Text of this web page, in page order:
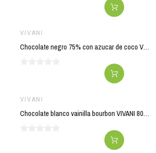
VIVANI
Chocolate negro 75% con azucar de coco VIVANI 80 gr BIO
VIVANI
Chocolate blanco vainilla bourbon VIVANI 80 gr BIO